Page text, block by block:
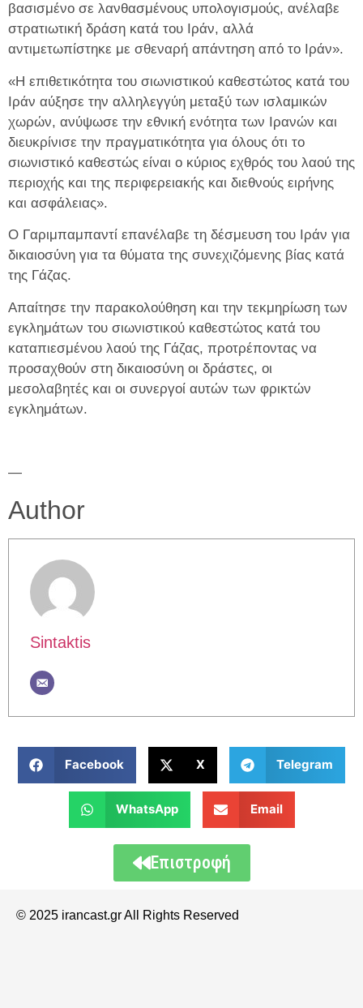
βασισμένο σε λανθασμένους υπολογισμούς, ανέλαβε
στρατιωτική δράση κατά του Ιράν, αλλά
αντιμετωπίστηκε με σθεναρή απάντηση από το Ιράν».
«Η επιθετικότητα του σιωνιστικού καθεστώτος κατά του
Ιράν αύξησε την αλληλεγγύη μεταξύ των ισλαμικών
χωρών, ανύψωσε την εθνική ενότητα των Ιρανών και
διευκρίνισε την πραγματικότητα για όλους ότι το
σιωνιστικό καθεστώς είναι ο κύριος εχθρός του λαού της
περιοχής και της περιφερειακής και διεθνούς ειρήνης
και ασφάλειας».
Ο Γαριμπαμπαντί επανέλαβε τη δέσμευση του Ιράν για
δικαιοσύνη για τα θύματα της συνεχιζόμενης βίας κατά
της Γάζας.
Απαίτησε την παρακολούθηση και την τεκμηρίωση των
εγκλημάτων του σιωνιστικού καθεστώτος κατά του
καταπιεσμένου λαού της Γάζας, προτρέποντας να
προσαχθούν στη δικαιοσύνη οι δράστες, οι
μεσολαβητές και οι συνεργοί αυτών των φρικτών
εγκλημάτων.
—
Author
Sintaktis
Facebook X Telegram
WhatsApp Email
Επιστροφή
© 2025 irancast.gr All Rights Reserved